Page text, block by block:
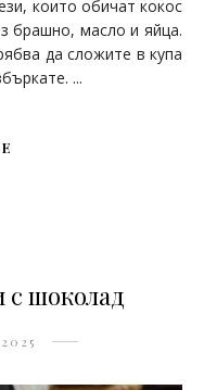
които обичат кокос
брашно, масло и яйца.
да сложите в купа
...
с шоколад